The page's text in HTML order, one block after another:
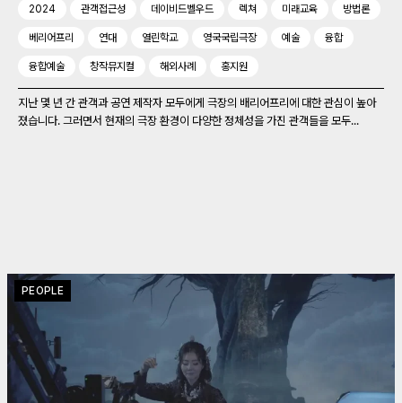
2024 관객접근성 데이비드벨우드 렉쳐 미래교육 방법론
베리어프리 연대 열린학교 영국국립극장 예술 융합
융합예술 창작뮤지컬 해외사례 홍지원
지난 몇 년 간 관객과 공연 제작자 모두에게 극장의 배리어프리에 대한 관심이 높아
졌습니다. 그러면서 현재의 극장 환경이 다양한 정체성을 가진 관객들을 모두...
PEOPLE